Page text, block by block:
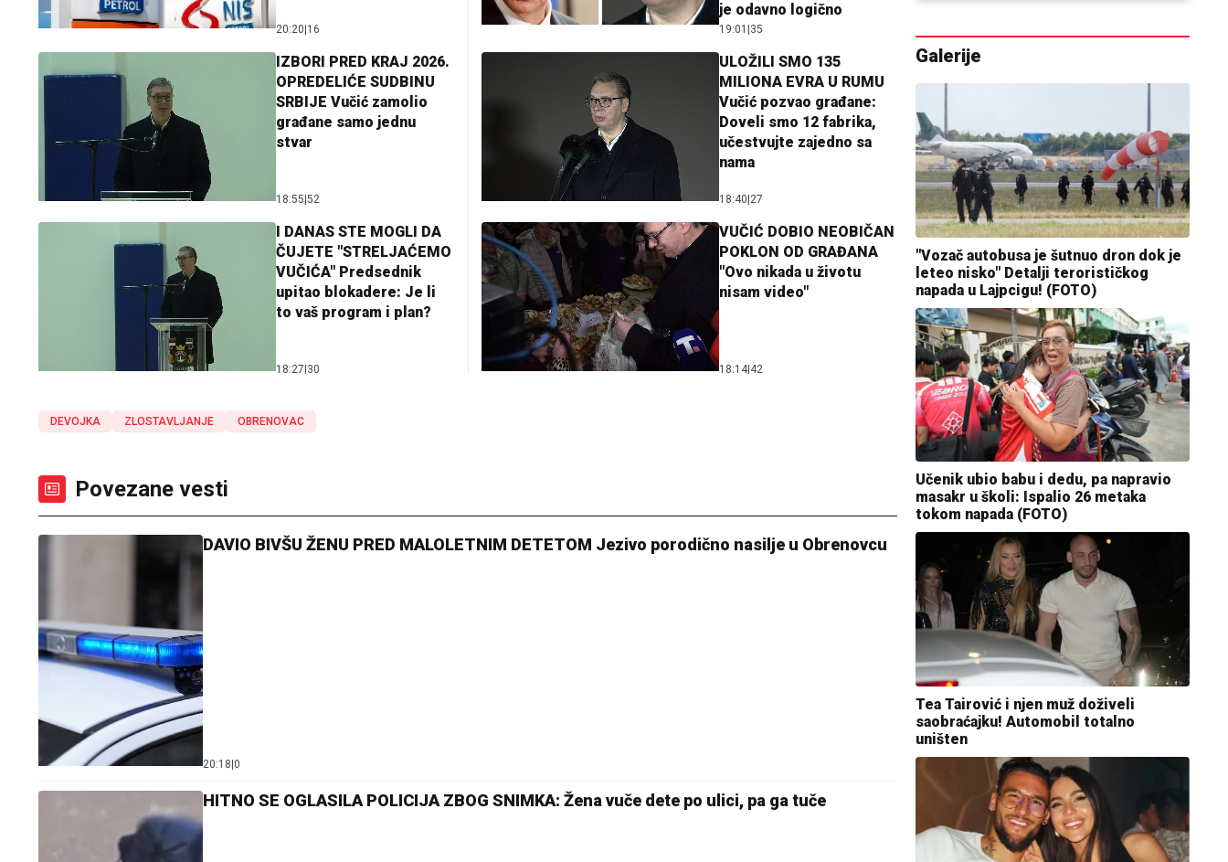
20:20 16
je odavno logično
19:01 35
IZBORI PRED KRAJ 2026.
OPREDELIĆE SUDBINU
SRBIJE Vučić zamolio
građane samo jednu
stvar
18:55 52
ULOŽILI SMO 135
MILIONA EVRA U RUMU
Vučić pozvao građane:
Doveli smo 12 fabrika,
učestvujte zajedno sa
nama
18:40 27
I DANAS STE MOGLI DA
ČUJETE "STRELJAĆEMO
VUČIĆA" Predsednik
upitao blokadere: Je li
to vaš program i plan?
18:27 30
VUČIĆ DOBIO NEOBIČAN
POKLON OD GRAĐANA
"Ovo nikada u životu
nisam video"
18:14 42
DEVOJKA ZLOSTAVLJANJE OBRENOVAC
Povezane vesti
DAVIO BIVŠU ŽENU PRED MALOLETNIM DETETOM Jezivo porodično nasilje u Obrenovcu
20:18 0
HITNO SE OGLASILA POLICIJA ZBOG SNIMKA: Žena vuče dete po ulici, pa ga tuče
Galerije
"Vozač autobusa je šutnuo dron dok je
leteo nisko" Detalji terorističkog
napada u Lajpcigu! (FOTO)
Učenik ubio babu i dedu, pa napravio
masakr u školi: Ispalio 26 metaka
tokom napada (FOTO)
Tea Tairović i njen muž doživeli
saobraćajku! Automobil totalno
uništen